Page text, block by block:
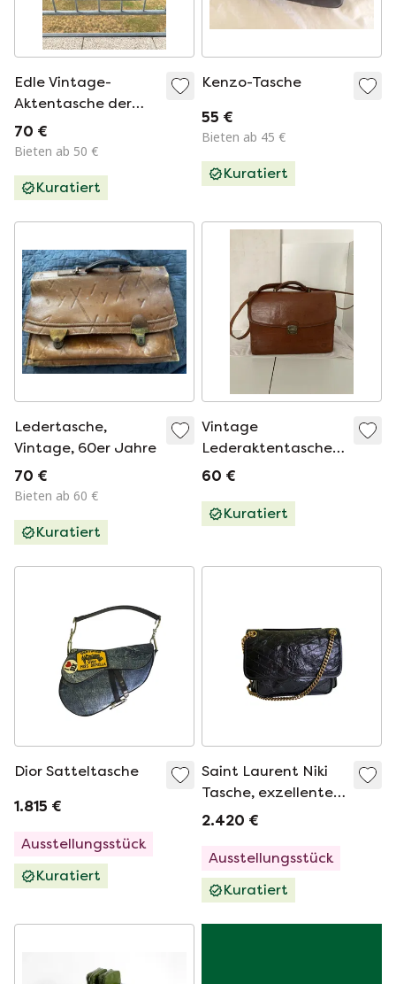
Edle Vintage-
Aktentasche der
Luxusmanufaktur
Karl Seeger
70 €
Bieten ab 50 €
Kuratiert
Kenzo-Tasche
55 €
Bieten ab 45 €
Kuratiert
Ledertasche,
Vintage, 60er Jahre
70 €
Bieten ab 60 €
Kuratiert
Vintage
Lederaktentasche,
hergestellt in
60 €
Kuratiert
Dior Satteltasche
1.815 €
Ausstellungsstück
Kuratiert
Saint Laurent Niki
Tasche, exzellenter
Zustand
2.420 €
Ausstellungsstück
Kuratiert